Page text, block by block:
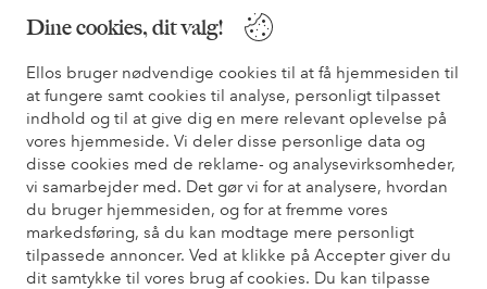
Dine cookies, dit valg!
Ellos bruger nødvendige cookies til at få hjemmesiden til
at fungere samt cookies til analyse, personligt tilpasset
indhold og til at give dig en mere relevant oplevelse på
vores hjemmeside. Vi deler disse personlige data og
disse cookies med de reklame- og analysevirksomheder,
vi samarbejder med. Det gør vi for at analysere, hvordan
du bruger hjemmesiden, og for at fremme vores
markedsføring, så du kan modtage mere personligt
tilpassede annoncer. Ved at klikke på Accepter giver du
dit samtykke til vores brug af cookies. Du kan tilpasse
* Se tilbudsbetingelser ved registrering
Har du brug for hjælp?
Du kan finde svar på de oftest stillede spørgsmål i vores FAQ.
Du kan også finde oplysninger om, hvordan du kontakter os.
Kundeservice Bestilling Betalingsmåde